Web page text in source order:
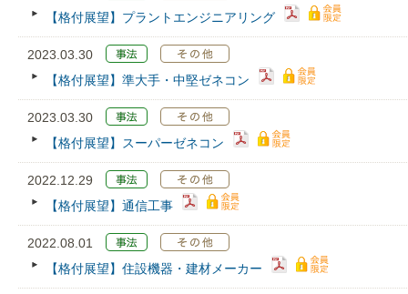
【格付展望】プラントエンジニアリング
2023.03.30
【格付展望】準大手・中堅ゼネコン
2023.03.30
【格付展望】スーパーゼネコン
2022.12.29
【格付展望】通信工事
2022.08.01
【格付展望】住設機器・建材メーカー